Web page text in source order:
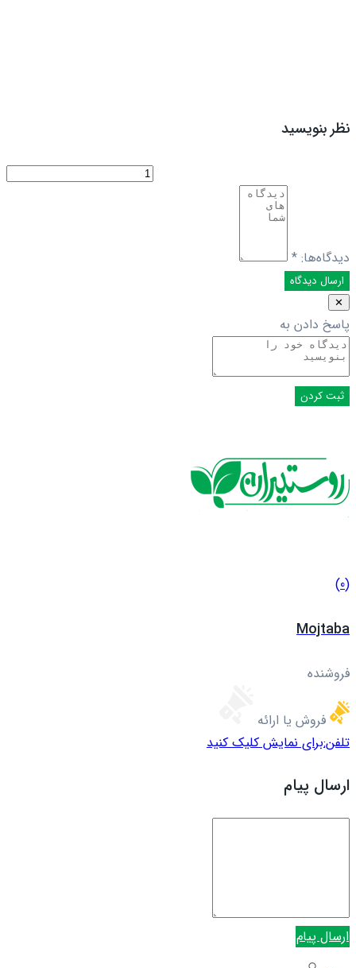
نظر بنویسید
دیدگاه‌ها: *
✕
پاسخ دادن به
(0)
Mojtaba
فروشنده
فروش یا ارائه
تلفن:برای نمایش کلیک کنید
ارسال پیام
ارسال پیام